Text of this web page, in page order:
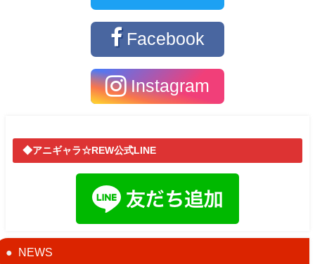
Facebook
Instagram
◆アニギャラ☆REW公式LINE
NEWS